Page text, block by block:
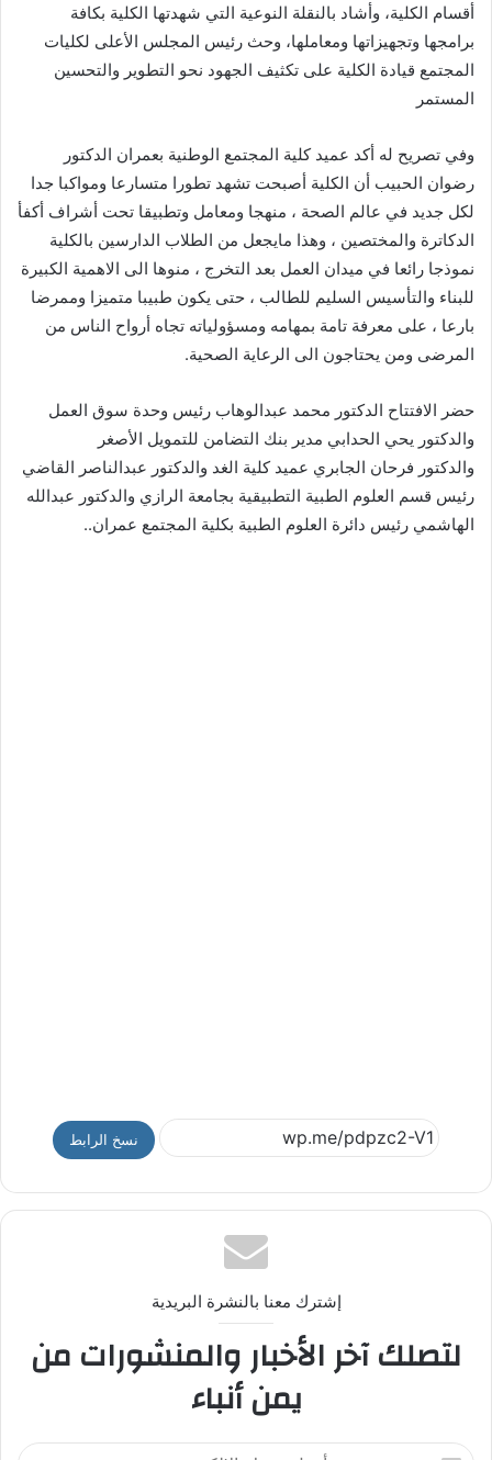
أقسام الكلية، وأشاد بالنقلة النوعية التي شهدتها الكلية بكافة
برامجها وتجهيزاتها ومعاملها، وحث رئيس المجلس الأعلى لكليات
المجتمع قيادة الكلية على تكثيف الجهود نحو التطوير والتحسين
المستمر
وفي تصريح له أكد عميد كلية المجتمع الوطنية بعمران الدكتور
رضوان الحبيب أن الكلية أصبحت تشهد تطورا متسارعا ومواكبا جدا
لكل جديد في عالم الصحة ، منهجا ومعامل وتطبيقا تحت أشراف أكفأ
الدكاترة والمختصين ، وهذا مايجعل من الطلاب الدارسين بالكلية
نموذجا رائعا في ميدان العمل بعد التخرج ، منوها الى الاهمية الكبيرة
للبناء والتأسيس السليم للطالب ، حتى يكون طبيبا متميزا وممرضا
بارعا ، على معرفة تامة بمهامه ومسؤولياته تجاه أرواح الناس من
المرضى ومن يحتاجون الى الرعاية الصحية.
حضر الافتتاح الدكتور محمد عبدالوهاب رئيس وحدة سوق العمل
والدكتور يحي الحدابي مدير بنك التضامن للتمويل الأصغر
والدكتور فرحان الجابري عميد كلية الغد والدكتور عبدالناصر القاضي
رئيس قسم العلوم الطبية التطبيقية بجامعة الرازي والدكتور عبدالله
الهاشمي رئيس دائرة العلوم الطبية بكلية المجتمع عمران..
نسخ الرابط
إشترك معنا بالنشرة البريدية
لتصلك آخر الأخبار والمنشورات من
يمن أنباء
أ